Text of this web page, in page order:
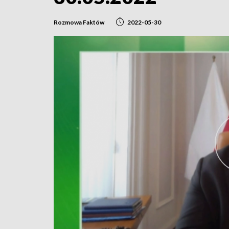
Rozmowa Faktów 2022-05-30